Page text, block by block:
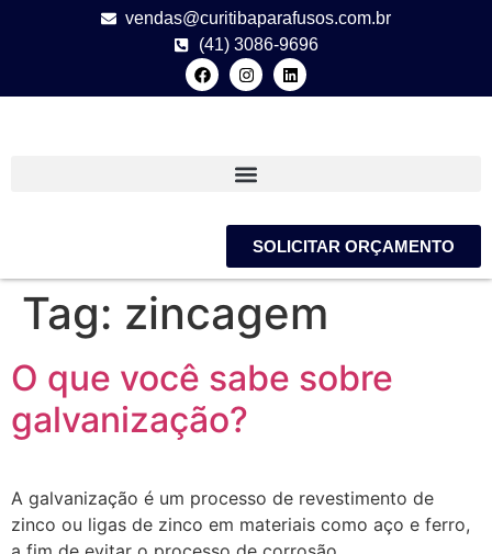
vendas@curitibaparafusos.com.br
(41) 3086-9696
SOLICITAR ORÇAMENTO
Tag: zincagem
O que você sabe sobre
galvanização?
A galvanização é um processo de revestimento de
zinco ou ligas de zinco em materiais como aço e ferro,